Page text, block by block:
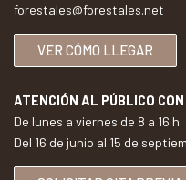
forestales@forestales.net
VER CÓMO LLEGAR
ATENCIÓN AL PÚBLICO
De lunes a viernes de 8 a 16 h.
Del 16 de junio al 15 de